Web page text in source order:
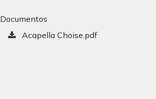
Documentos
Acapella Choise.pdf